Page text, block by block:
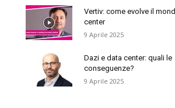
Vertiv: come evolve il
center
9 Aprile 2025
Dazi e data center: quali le
conseguenze?
9 Aprile 2025